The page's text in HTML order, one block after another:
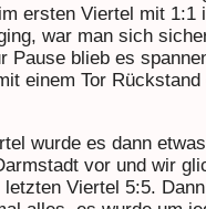
ersten Viertel mit 1:1
war man sich
Pause blieb es
einem Tor Rückstand
wurde es dann
vor und wir
Viertel 5:5.